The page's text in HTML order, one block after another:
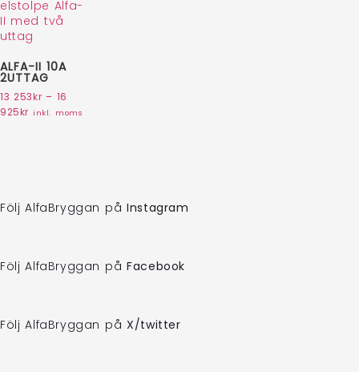
ALFA-II 10A
2UTTAG
13 253kr – 16
925kr inkl. moms
Följ AlfaBryggan på Instagram
Följ AlfaBryggan på Facebook
Följ AlfaBryggan på X/twitter